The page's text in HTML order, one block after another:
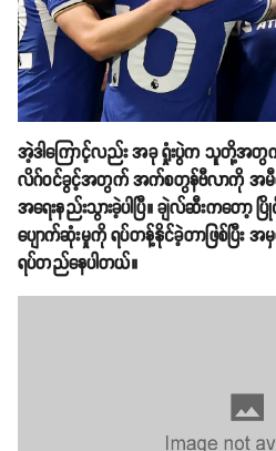
အဲ့ဒါကြောင့်လည်း အခု ရှုံးပွဲက သူတို့အတွက်
လိဂ်ဝင်ခွင့်အတွက် အက်စတွန်ဗီလာကို အမီ
အရေးနည်းသွားခဲ့ပါပြီ။ ချဲလ်ဆီးကတေ
ပျောက်ဆုံးမှုကို ရပ်တန့်နိုင်ခဲ့တာဖြစ်ပြီး
ရပ်တည်နေပါတယ်။